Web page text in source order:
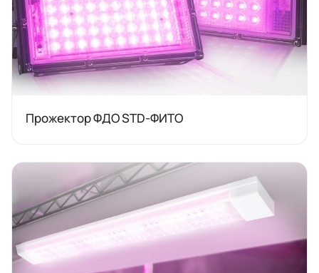
Прожектор ФДО STD-ФИТО